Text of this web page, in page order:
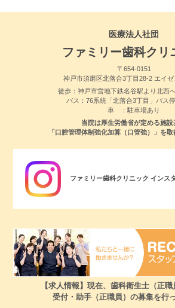
医療法人社団
ファミリー歯科クリ
〒654-0151
神戸市須磨区北落合3丁目28-2 エイゼ
徒歩：神戸市営地下鉄名谷駅より北西
バス：76系統「北落合3丁目」バス
車 ：駐車場あり
当院は厚生労働省が定める施設
「口腔管理体制強化加算（口管強）」を取
ファミリー歯科クリニック インス
【求人情報】現在、歯科衛生士（正
受付・助手（正職員）の募集を行